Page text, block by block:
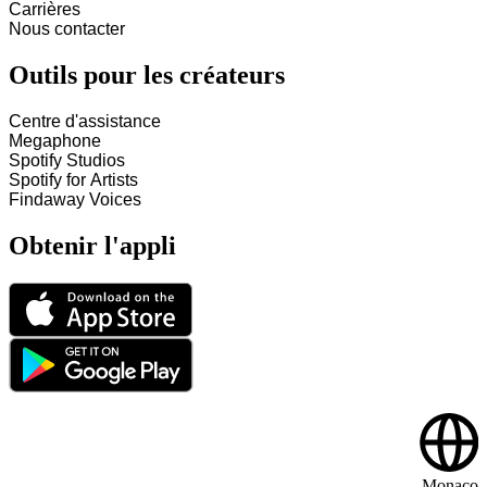
Carrières
Nous contacter
Outils pour les créateurs
Centre d'assistance
Megaphone
Spotify Studios
Spotify for Artists
Findaway Voices
Obtenir l'appli